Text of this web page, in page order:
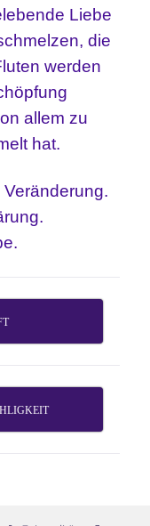
Liebe
die
werden
allem zu
hat.